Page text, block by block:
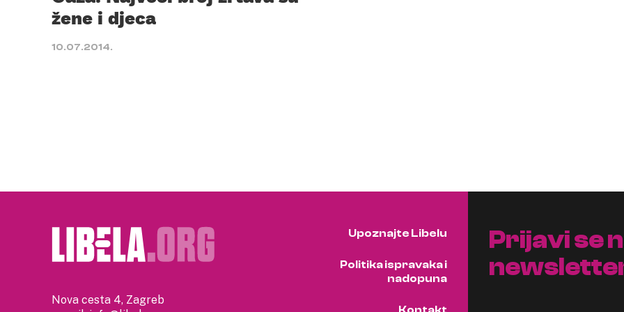
žene i djeca
10.07.2014.
Nova cesta 4, Zagreb
Upoznajte Libelu
Politika ispravaka i
nadopuna
Prijavi se